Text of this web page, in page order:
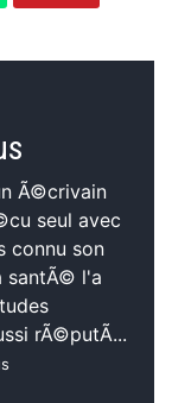
Ã©crivain
seul avec
connu son
santÃ© l'a
rÃ©putÃ...